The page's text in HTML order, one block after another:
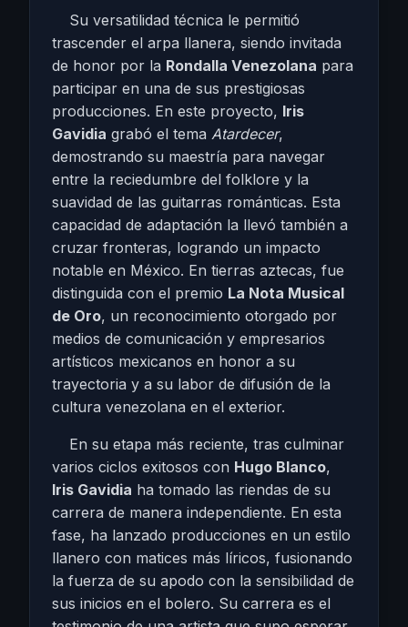
Su versatilidad técnica le permitió
trascender el arpa llanera, siendo invitada
de honor por la Rondalla Venezolana para
participar en una de sus prestigiosas
producciones. En este proyecto, Iris
Gavidia grabó el tema Atardecer,
demostrando su maestría para navegar
entre la reciedumbre del folklore y la
suavidad de las guitarras románticas. Esta
capacidad de adaptación la llevó también a
cruzar fronteras, logrando un impacto
notable en México. En tierras aztecas, fue
distinguida con el premio La Nota Musical
de Oro, un reconocimiento otorgado por
medios de comunicación y empresarios
artísticos mexicanos en honor a su
trayectoria y a su labor de difusión de la
cultura venezolana en el exterior.
En su etapa más reciente, tras culminar
varios ciclos exitosos con Hugo Blanco,
Iris Gavidia ha tomado las riendas de su
carrera de manera independiente. En esta
fase, ha lanzado producciones en un estilo
llanero con matices más líricos, fusionando
la fuerza de su apodo con la sensibilidad de
sus inicios en el bolero. Su carrera es el